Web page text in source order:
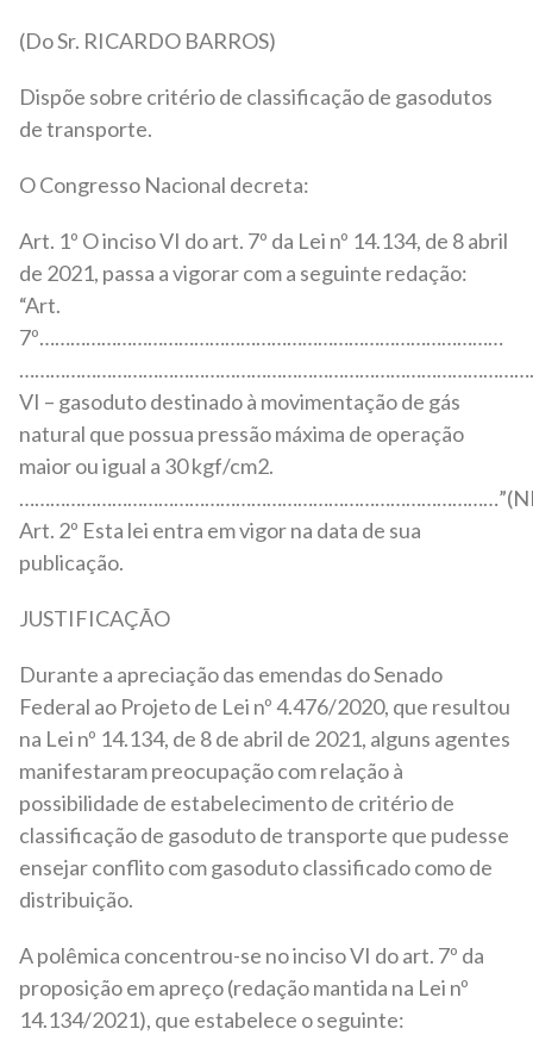
(Do Sr. RICARDO BARROS)
Dispõe sobre critério de classificação de gasodutos
de transporte.
O Congresso Nacional decreta:
Art. 1º O inciso VI do art. 7º da Lei nº 14.134, de 8 abril
de 2021, passa a vigorar com a seguinte redação:
“Art.
7º………………………………………………………………………………
VI – gasoduto destinado à movimentação de gás
natural que possua pressão máxima de operação
maior ou igual a 30 kgf/cm2.
Art. 2º Esta lei entra em vigor na data de sua
publicação.
JUSTIFICAÇÃO
Durante a apreciação das emendas do Senado
Federal ao Projeto de Lei nº 4.476/2020, que resultou
na Lei nº 14.134, de 8 de abril de 2021, alguns agentes
manifestaram preocupação com relação à
possibilidade de estabelecimento de critério de
classificação de gasoduto de transporte que pudesse
ensejar conflito com gasoduto classificado como de
distribuição.
A polêmica concentrou-se no inciso VI do art. 7º da
proposição em apreço (redação mantida na Lei nº
14.134/2021), que estabelece o seguinte: